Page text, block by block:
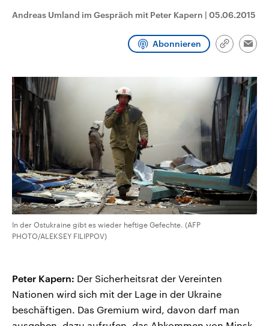
Wahl.
Andreas Umland im Gespräch mit Peter Kapern | 05.06.2015
Abonnieren
Link
In der Ostukraine gibt es wieder heftige Gefechte. (AFP
PHOTO/ALEKSEY FILIPPOV)
Peter Kapern: Der Sicherheitsrat der Vereinten
Nationen wird sich mit der Lage in der Ukraine
beschäftigen. Das Gremium wird, davon darf man